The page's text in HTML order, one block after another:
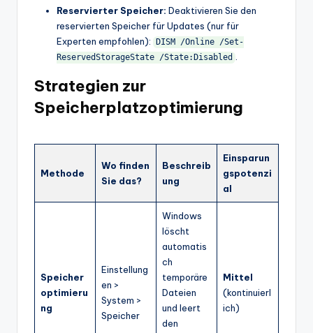
Reservierter Speicher: Deaktivieren Sie den
reservierten Speicher für Updates (nur für
Experten empfohlen):
DISM /Online /Set-
ReservedStorageState /State:Disabled .
Strategien zur
Speicherplatzoptimierung
Methode
Wo finden
Sie das?
Beschreib
ung
Einsparun
gspotenzi
al
Speicher
optimieru
ng
Einstellung
en >
System >
Speicher
Windows
löscht
automatis
ch
temporäre
Dateien
und leert
den
Mittel
(kontinuierl
ich)